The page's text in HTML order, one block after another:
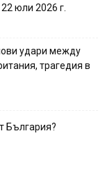
юли 2026 г.
удари между
трагедия в
България?